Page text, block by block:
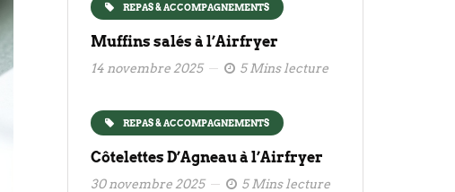
REPAS & ACCOMPAGNEMENTS
Muffins salés à l’Airfryer
14 novembre 2025 5 Mins lecture
REPAS & ACCOMPAGNEMENTS
Côtelettes D’Agneau à l’Airfryer
30 novembre 2025 5 Mins lecture